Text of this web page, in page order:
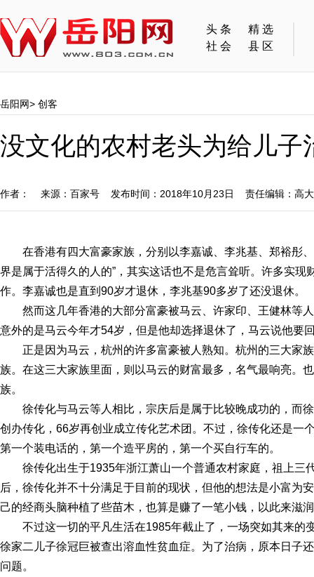
头条
精选
社会
县区
岳阳网> 创客
没文化的农村老头为给儿
作者： 来源：百家号 发布时间：2018年10月23日 责任编辑：高
在香港有四大富豪家族，分别以李嘉诚、李兆基、郑裕彤
界是属于活得久的人的”，其实这话也不是危言耸听。许多实
作。李嘉诚也是直到90岁才退休，李兆基90多岁了还没退休。
然而这几年香港的大部分富豪被马云、许家印、王健林等
意外的是马云今年才54岁，但是他却选择退休了，马云说他要
正是因为马云，杭州的许多富豪被人熟知。杭州的三大家
族。在这三大家族里面，则以马云的财富最多，名气最响亮。
族。
徐传化与马云等人相比，宗庆后是属于比较晚成功的，而
创办传化，66岁再创业成立传化艺术团。不过，徐传化还是一
第一个装电话的，第一个造平房的，第一个买自行车的。
徐传化出生于1935年浙江萧山一个普通农村家庭，祖上三
后，徐传化并不十分满足于目前的现状，但他的想法是小富为
己的经商头脑种植了些苗木，也算是赚了一笔小钱，以此来滋
不过这一切的平凡生活在1985年截止了，一场突如其来的
徐家二儿子徐冠巨被查出溶血性贫血症。为了治病，原本日子
问题。